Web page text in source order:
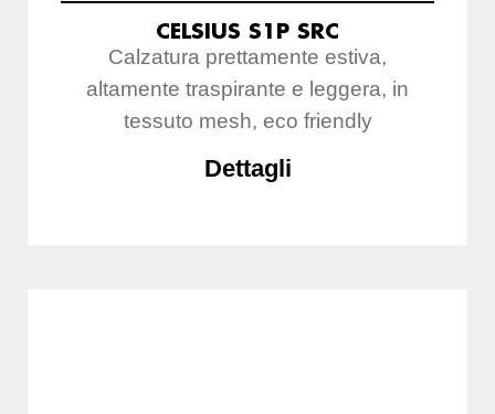
CELSIUS S1P SRC
Calzatura prettamente estiva,
altamente traspirante e leggera, in
tessuto mesh, eco friendly
Dettagli